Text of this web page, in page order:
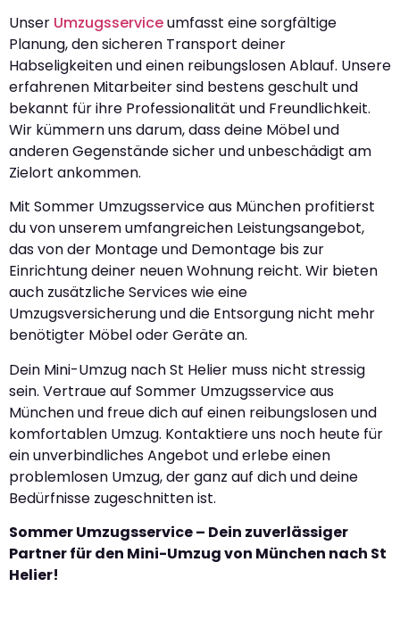
Unser Umzugsserviceumfasst eine sorgfältige
Planung, den sicheren Transport deiner
Habseligkeiten und einen reibungslosen Ablauf. Unsere
erfahrenen Mitarbeiter sind bestens geschult und
bekannt für ihre Professionalität und Freundlichkeit.
Wir kümmern uns darum, dass deine Möbel und
anderen Gegenstände sicher und unbeschädigt am
Zielort ankommen.
Mit Sommer Umzugsservice aus München profitierst
du von unserem umfangreichen Leistungsangebot,
das von der Montage und Demontage bis zur
Einrichtung deiner neuen Wohnung reicht. Wir bieten
auch zusätzliche Services wie eine
Umzugsversicherung und die Entsorgung nicht mehr
benötigter Möbel oder Geräte an.
Dein Mini-Umzug nach St Helier muss nicht stressig
sein. Vertraue auf Sommer Umzugsservice aus
München und freue dich auf einen reibungslosen und
komfortablen Umzug. Kontaktiere uns noch heute für
ein unverbindliches Angebot und erlebe einen
problemlosen Umzug, der ganz auf dich und deine
Bedürfnisse zugeschnitten ist.
Sommer Umzugsservice – Dein zuverlässiger
Partner für den Mini-Umzug von München nach St
Helier!